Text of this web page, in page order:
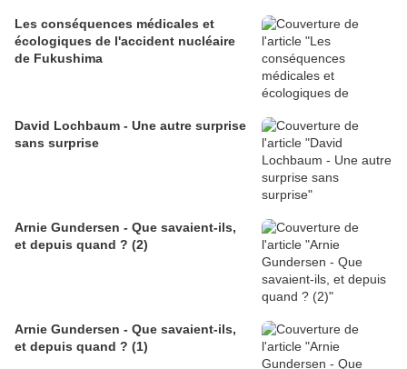
Les conséquences médicales et
écologiques de l'accident nucléaire
de Fukushima
David Lochbaum - Une autre surprise
sans surprise
Arnie Gundersen - Que savaient-ils,
et depuis quand ? (2)
Arnie Gundersen - Que savaient-ils,
et depuis quand ? (1)